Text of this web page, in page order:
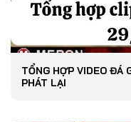
TỔNG HỢP VIDEO
PHÁT LẠI